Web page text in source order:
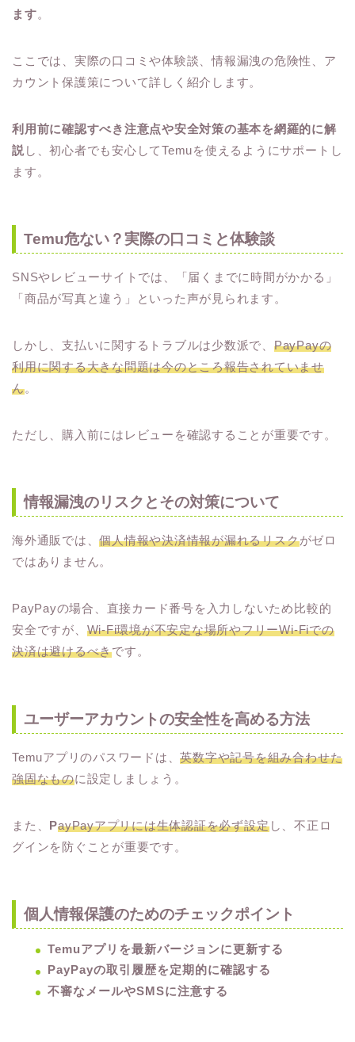
ます。
ここでは、実際の口コミや体験談、情報漏洩の危険性、ア
カウント保護策について詳しく紹介します。
利用前に確認すべき注意点や安全対策の基本を網羅的に解
説 し、初心者でも安心してTemuを使えるようにサポートし
ます。
Temu危ない？実際の口コミと体験談
SNSやレビューサイトでは、「届くまでに時間がかかる」
「商品が写真と違う」といった声が見られます。
しかし、支払いに関するトラブルは少数派で、 PayPayの
利用に関する大きな問題は今のところ報告されていませ
ん。
ただし、購入前にはレビューを確認することが重要です。
情報漏洩のリスクとその対策について
海外通販では、個人情報や決済情報が漏れるリスクがゼロ
ではありません。
PayPayの場合、直接カード番号を入力しないため比較的
安全ですが、 Wi-Fi環境が不安定な場所やフリーWi-Fiでの
決済は避けるべきです。
ユーザーアカウントの安全性を高める方法
Temuアプリのパスワードは、英数字や記号を組み合わせた
強固なものに設定しましょう。
また、 PayPayアプリには生体認証を必ず設定し、不正ロ
グインを防ぐことが重要です。
個人情報保護のためのチェックポイント
Temuアプリを最新バージョンに更新する
PayPayの取引履歴を定期的に確認する
不審なメールやSMSに注意する